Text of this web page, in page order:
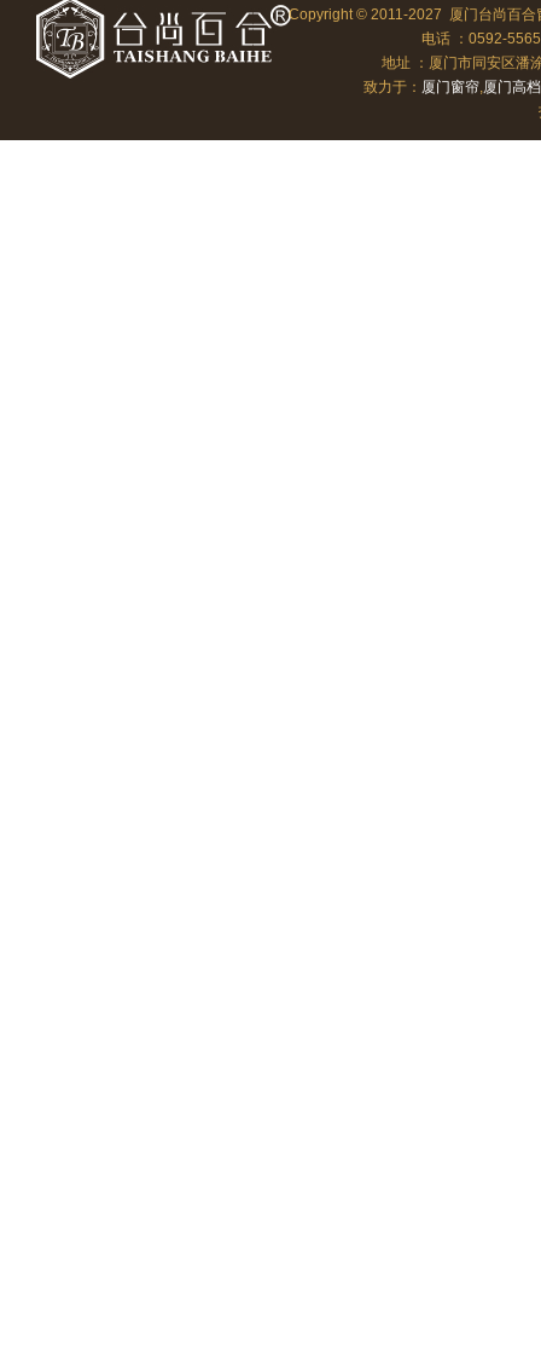
Copyright © 2011-2027 厦门台尚百
电话 ：0592-
地址 ：厦门市同安区潘
致力于： 厦门窗帘,厦门高